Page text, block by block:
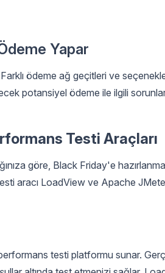
Yapar
ödeme ağ geçitleri ve
potansiyel ödeme ile ilgili
Testi Araçları
göre, Black Friday'e
aracı LoadView ve Apache
testi platformu sunar.